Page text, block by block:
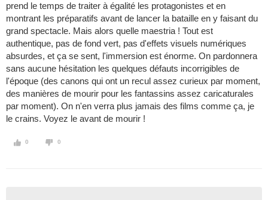
prend le temps de traiter à égalité les protagonistes et en
montrant les préparatifs avant de lancer la bataille en y faisant du
grand spectacle. Mais alors quelle maestria ! Tout est
authentique, pas de fond vert, pas d'effets visuels numériques
absurdes, et ça se sent, l'immersion est énorme. On pardonnera
sans aucune hésitation les quelques défauts incorrigibles de
l'époque (des canons qui ont un recul assez curieux par moment,
des manières de mourir pour les fantassins assez caricaturales
par moment). On n'en verra plus jamais des films comme ça, je
le crains. Voyez le avant de mourir !
0 0